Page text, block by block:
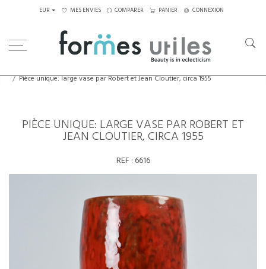
EUR MES ENVIES COMPARER PANIER CONNEXION
Pièce unique: large vase par Robert et Jean Cloutier, circa 1955
PIÈCE UNIQUE: LARGE VASE PAR ROBERT ET
JEAN CLOUTIER, CIRCA 1955
REF : 6616